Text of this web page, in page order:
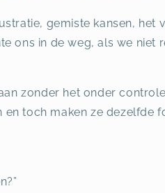
gemiste kansen, het
ons in de weg, als we niet
zonder het onder
toch maken ze dezelfde